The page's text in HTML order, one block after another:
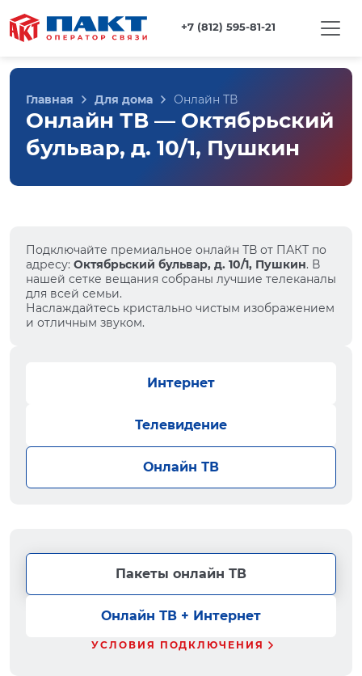
+7 (812) 595-81-21
Главная Для дома Онлайн ТВ
Онлайн ТВ — Октябрьский
бульвар, д. 10/1, Пушкин
Подключайте премиальное онлайн ТВ от ПАКТ по
адресу: Октябрьский бульвар, д. 10/1, Пушкин. В
нашей сетке вещания собраны лучшие телеканалы
для всей семьи.
Наслаждайтесь кристально чистым изображением
и отличным звуком.
Интернет
Телевидение
Онлайн ТВ
Пакеты онлайн ТВ
Онлайн ТВ + Интернет
УСЛОВИЯ ПОДКЛЮЧЕНИЯ